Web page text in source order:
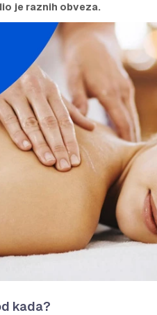
je raznih obveza.
kada?